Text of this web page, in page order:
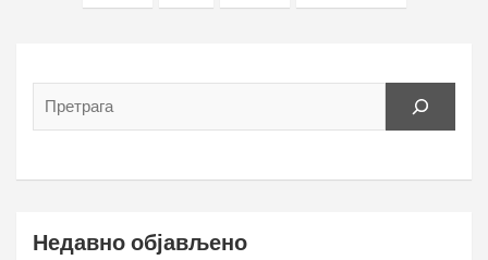
Недавно објављено